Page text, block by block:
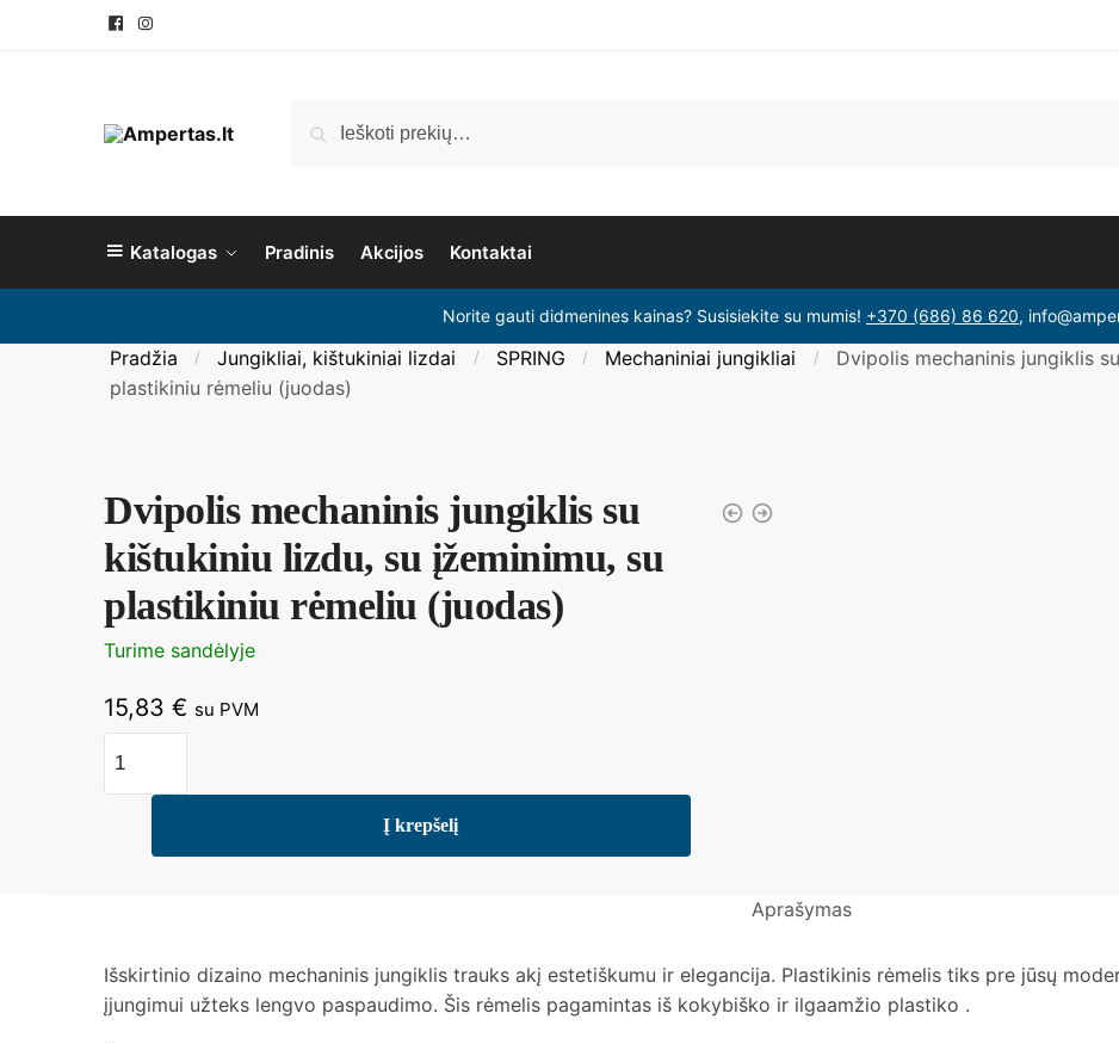
Katalogas Pradinis Akcijos Kontaktai
Norite gauti didmenines kainas? Susisiekite su mumis! +370 (686) 86 620,
Pradžia / Jungikliai, kištukiniai lizdai / SPRING / Mechaniniai jungikliai /
Dvipolis mechaninis jungiklis
plastikiniu rėmeliu (juodas)
Dvipolis mechaninis jungiklis su
kištukiniu lizdu, su įžeminimu, su
plastikiniu rėmeliu (juodas)
Turime sandėlyje
15,83€ su PVM
Į krepšelį
Aprašymas
Išskirtinio dizaino mechaninis jungiklis trauks akį estetiškumu ir elegancija. Plastikinis rėmelis tiks pre jūsų
įjungimui užteks lengvo paspaudimo. Šis rėmelis pagamintas iš kokybiško ir ilgaamžio plastiko .